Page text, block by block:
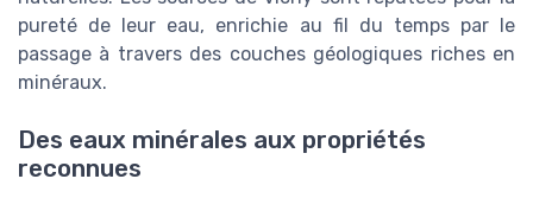
pureté de leur eau, enrichie au fil du temps par le
passage à travers des couches géologiques riches en
minéraux.
Des eaux minérales aux propriétés
reconnues